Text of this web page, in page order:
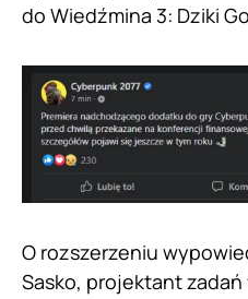
do Wiedźmina 3: Dziki
O rozszerzeniu
Sasko, projektant zadań